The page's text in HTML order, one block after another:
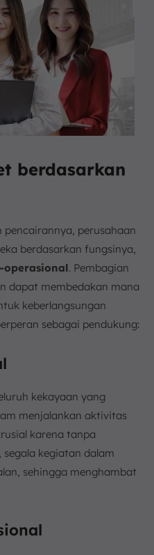
berdasarkan
perusahaan
berdasarkan fungsinya,
. Pembagian
dapat membedakan mana
keberlangsungan
sebagai pendukung:
kekayaan yang
menjalankan aktivitas
karena tanpa
kegiatan dalam
sehingga menghambat